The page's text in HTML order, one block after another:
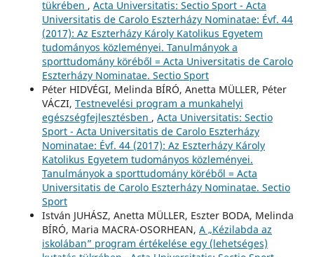
tükrében , Acta Universitatis: Sectio Sport - Acta
Universitatis de Carolo Eszterházy Nominatae: Évf. 44
(2017): Az Eszterházy Károly Katolikus Egyetem
tudományos közleményei. Tanulmányok a
sporttudomány köréből = Acta Universitatis de Carolo
Eszterházy Nominatae. Sectio Sport
Péter HIDVÉGI, Melinda BÍRÓ, Anetta MÜLLER, Péter
VÁCZI, Testnevelési program a munkahelyi
egészségfejlesztésben , Acta Universitatis: Sectio
Sport - Acta Universitatis de Carolo Eszterházy
Nominatae: Évf. 44 (2017): Az Eszterházy Károly
Katolikus Egyetem tudományos közleményei.
Tanulmányok a sporttudomány köréből = Acta
Universitatis de Carolo Eszterházy Nominatae. Sectio
Sport
István JUHÁSZ, Anetta MÜLLER, Eszter BODA, Melinda
BÍRÓ, Maria MACRA-OSORHEAN, A „Kézilabda az
iskolában” program értékelése egy (lehetséges)